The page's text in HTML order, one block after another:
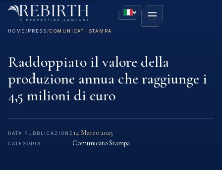
HOME/ PRESS/COMUNICATI STAMPA
Raddoppiato il valore della
produzione annua che raggiunge i
4,5 milioni di euro
DATA PUBBLICAZIONE 14 Marzo 2025
CATEGORIA Comunicato Stampa